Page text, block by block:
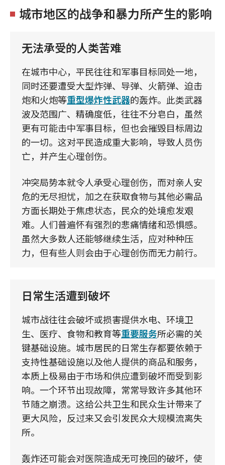
城市地区的战争和暴力所产生的影响
无法承受的人类苦难
在城市中心，平民往往和军事目标同处一地，
同时还要遭受大型炸弹、导弹、火箭弹、迫击
炮和火炮等重型爆炸性武器的轰炸。此类武器
波及范围广、精确度低，往往不分皂白，虽然
更有可能击中军事目标，但也会摧毁目标周边
的一切。这对平民造成重大影响，导致人员伤
亡，并产生心理创伤。
冲突局势本就令人承受心理创伤，而对亲人安
危的无尽担忧，加之在获取食物与其他必需品
方面长期处于焦虑状态，民众的处境愈发艰
难。人们普遍怀有强烈的悲痛情绪和恐惧感。
虽然大多数人还能够继续生活，应对种种压
力，但有些人则会由于心理创伤而无力前行。
日常生活遭到破坏
城市战往往会破坏或损害提供水电、环境卫
生、医疗、食物和教育等重要服务所必需的关
键基础设施。城市居民的日常生存都要依赖于
支持性基础设施以及他人提供的商品和服务，
本质上极易由于市场和供应遭到破坏而受到影
响。一个环节出现故障，常常导致许多其他环
节随之崩溃。这给公共卫生和民众生计带来了
更大风险，反过来又会引发民众大规模流离失
所。
轰炸还可能会对医院造成无可挽回的破坏，使